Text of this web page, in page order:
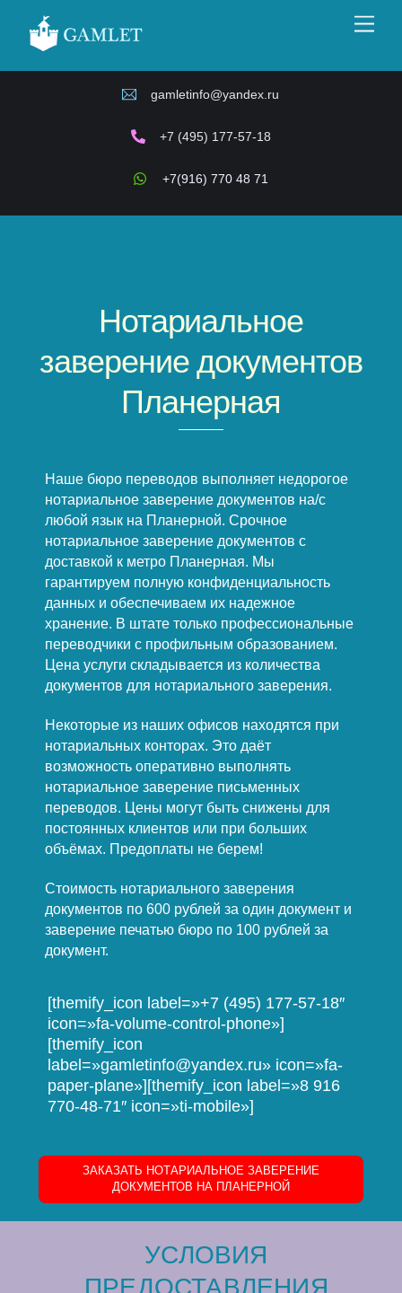
content
gamletinfo@yandex.ru
+7 (495) 177-57-18
+7(916) 770 48 71
Нотариальное
заверение документов
Планерная
Наше бюро переводов выполняет недорогое
нотариальное заверение документов на/с
любой язык на Планерной. Срочное
нотариальное заверение документов с
доставкой к метро Планерная. Мы
гарантируем полную конфиденциальность
данных и обеспечиваем их надежное
хранение. В штате только профессиональные
переводчики с профильным образованием.
Цена услуги складывается из количества
документов для нотариального заверения.
Некоторые из наших офисов находятся при
нотариальных конторах. Это даёт
возможность оперативно выполнять
нотариальное заверение письменных
переводов. Цены могут быть снижены для
постоянных клиентов или при больших
объёмах. Предоплаты не берем!
Стоимость нотариального заверения
документов по 600 рублей за один документ и
заверение печатью бюро по 100 рублей за
документ.
[themify_icon label=»+7 (495) 177-57-18″
icon=»fa-volume-control-phone»]
[themify_icon
label=»gamletinfo@yandex.ru» icon=»fa-
paper-plane»][themify_icon label=»8 916
770-48-71″ icon=»ti-mobile»]
ЗАКАЗАТЬ НОТАРИАЛЬНОЕ ЗАВЕРЕНИЕ
ДОКУМЕНТОВ НА ПЛАНЕРНОЙ
УСЛОВИЯ
ПРЕДОСТАВЛЕНИЯ